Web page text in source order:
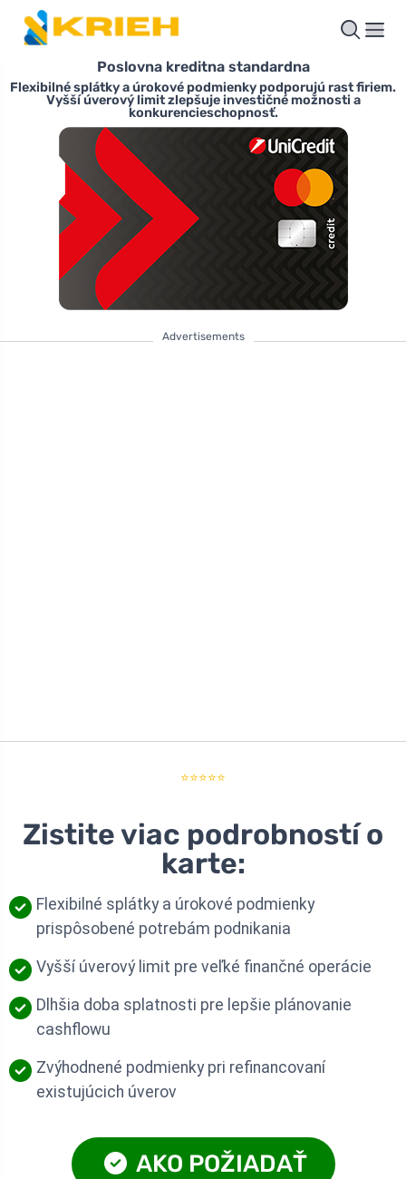
Poslovna kreditna standardna
Flexibilné splátky a úrokové podmienky podporujú rast firiem.
Vyšší úverový limit zlepšuje investičné možnosti a
konkurencieschopnosť.
Advertisements
⭐⭐⭐⭐⭐
Zistite viac podrobností o
karte:
Flexibilné splátky a úrokové podmienky
prispôsobené potrebám podnikania
Vyšší úverový limit pre veľké finančné operácie
Dlhšia doba splatnosti pre lepšie plánovanie
cashflowu
Zvýhodnené podmienky pri refinancovaní
existujúcich úverov
AKO POŽIADAŤ